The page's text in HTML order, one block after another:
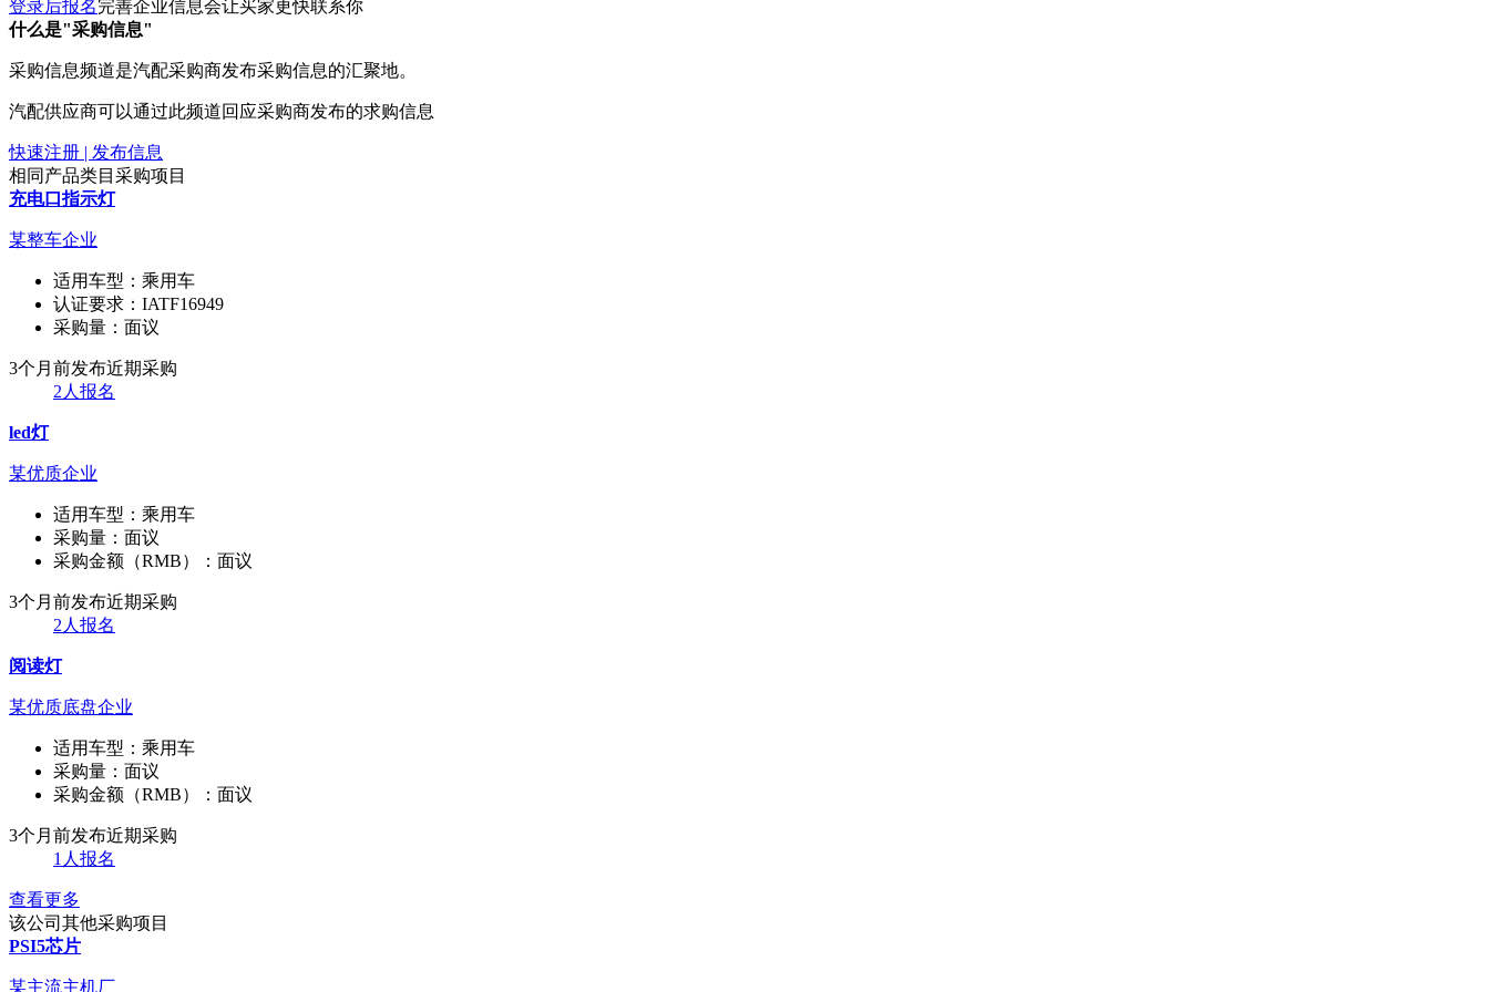
登录后报名完善企业信息会让买家更快联系你
什么是"采购信息"
采购信息频道是汽配采购商发布采购信息的汇聚地。
汽配供应商可以通过此频道回应采购商发布的求购信息
快速注册 | 发布信息
相同产品类目采购项目
充电口指示灯
某整车企业
适用车型： 乘用车
认证要求： IATF16949
采购量： 面议
3个月前发布近期采购
2人报名
led灯
某优质企业
适用车型： 乘用车
采购量： 面议
采购金额（RMB）： 面议
3个月前发布近期采购
2人报名
阅读灯
某优质底盘企业
适用车型： 乘用车
采购量： 面议
采购金额（RMB）： 面议
3个月前发布近期采购
1人报名
查看更多
该公司其他采购项目
PSI5芯片
某主流主机厂